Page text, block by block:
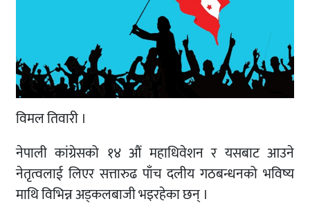
विमल तिवारी ।
नेपाली कांग्रेसको १४ औं महाधिवेशन र यसबाट आउने
नेतृत्वलाई लिएर सत्तारुढ पाँच दलीय गठबन्धनको भविष्य
माथि विभिन्न अड्कलबाजी भइरहेका छन् ।